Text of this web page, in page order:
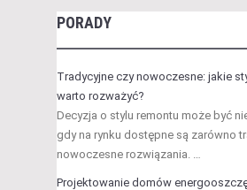
PORADY
Tradycyjne czy nowoczesne: jakie
warto rozważyć?
Decyzja o stylu remontu może być
gdy na rynku dostępne są zarówno
nowoczesne rozwiązania. …
Projektowanie domów